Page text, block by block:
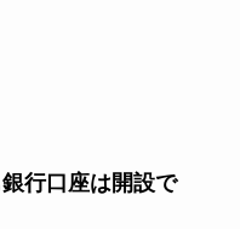
行口座は開設で